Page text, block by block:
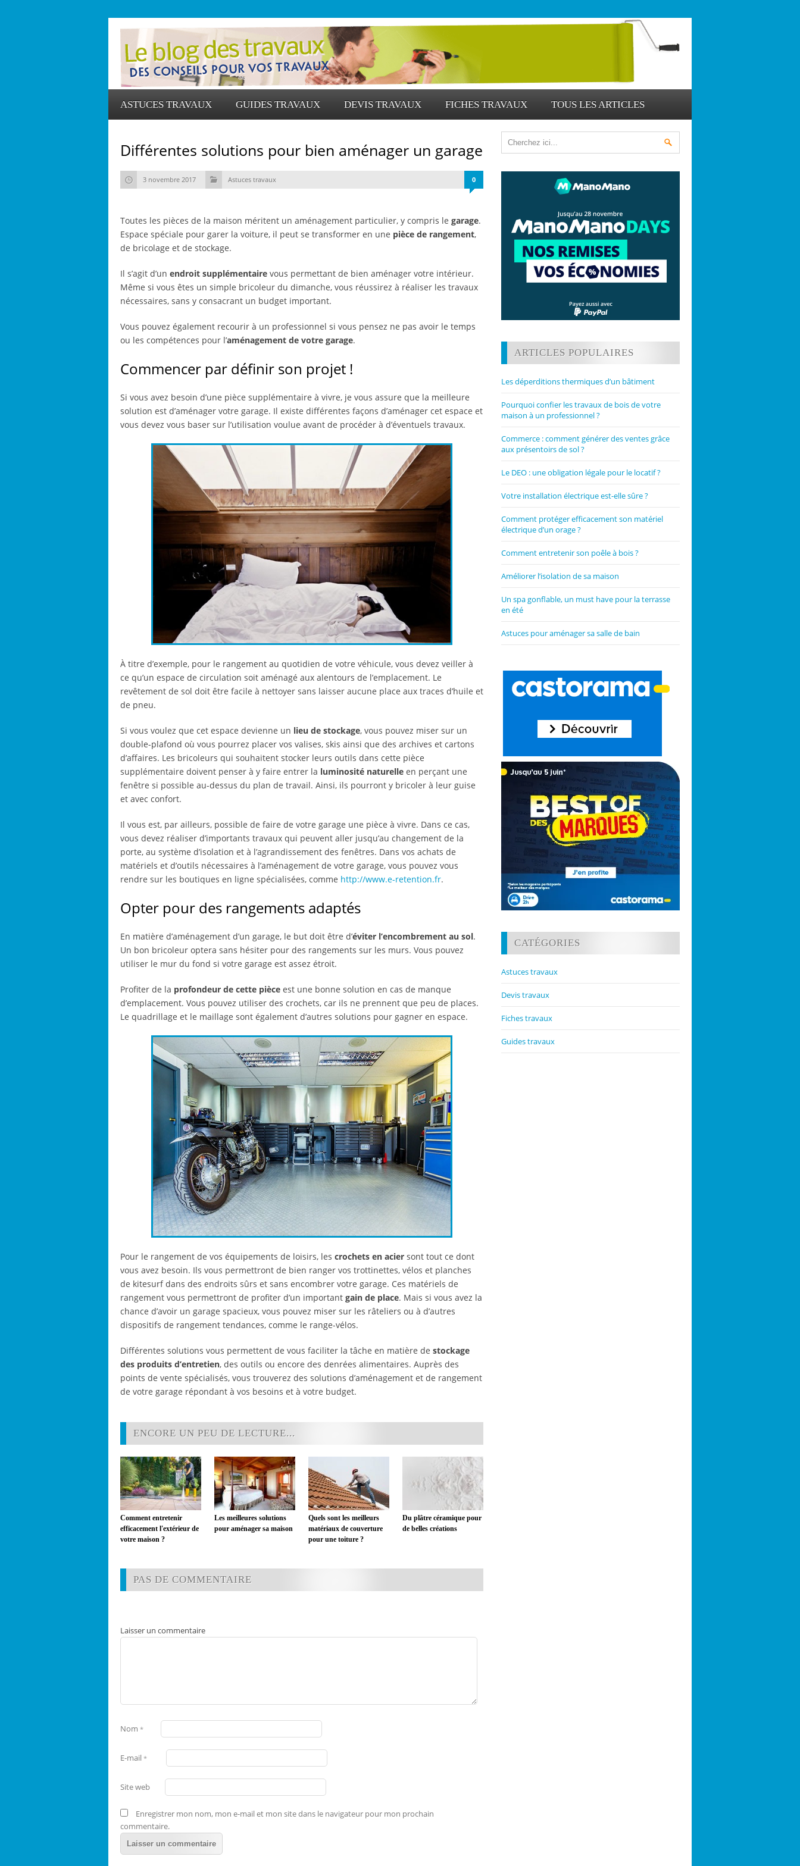
ASTUCES TRAVAUX GUIDES TRAVAUX DEVIS TRAVAUX FICHES TRAVAUX TOUS LES ARTICLES
Différentes solutions pour bien aménager un garage
3 novembre 2017 Astuces travaux 0
Toutes les pièces de la maison méritent un aménagement particulier, y compris le garage.
Espace spéciale pour garer la voiture, il peut se transformer en une pièce de rangement,
de bricolage et de stockage.
Il s’agit d’un endroit supplémentaire vous permettant de bien aménager votre intérieur.
Même si vous êtes un simple bricoleur du dimanche, vous réussirez à réaliser les travaux
nécessaires, sans y consacrant un budget important.
Vous pouvez également recourir à un professionnel si vous pensez ne pas avoir le temps
ou les compétences pour l’aménagement de votre garage.
Commencer par définir son projet !
Si vous avez besoin d’une pièce supplémentaire à vivre, je vous assure que la meilleure
solution est d’aménager votre garage. Il existe différentes façons d’aménager cet espace et
vous devez vous baser sur l’utilisation voulue avant de procéder à d’éventuels travaux.
À titre d’exemple, pour le rangement au quotidien de votre véhicule, vous devez veiller à
ce qu’un espace de circulation soit aménagé aux alentours de l’emplacement. Le
revêtement de sol doit être facile à nettoyer sans laisser aucune place aux traces d’huile et
de pneu.
Si vous voulez que cet espace devienne un lieu de stockage, vous pouvez miser sur un
double-plafond où vous pourrez placer vos valises, skis ainsi que des archives et cartons
d’affaires. Les bricoleurs qui souhaitent stocker leurs outils dans cette pièce
supplémentaire doivent penser à y faire entrer la luminosité naturelle en perçant une
fenêtre si possible au-dessus du plan de travail. Ainsi, ils pourront y bricoler à leur guise
et avec confort.
Il vous est, par ailleurs, possible de faire de votre garage une pièce à vivre. Dans ce cas,
vous devez réaliser d’importants travaux qui peuvent aller jusqu’au changement de la
porte, au système d’isolation et à l’agrandissement des fenêtres. Dans vos achats de
matériels et d’outils nécessaires à l’aménagement de votre garage, vous pouvez vous
rendre sur les boutiques en ligne spécialisées, comme http://www.e-retention.fr.
Opter pour des rangements adaptés
En matière d’aménagement d’un garage, le but doit être d’éviter l’encombrement au sol.
Un bon bricoleur optera sans hésiter pour des rangements sur les murs. Vous pouvez
utiliser le mur du fond si votre garage est assez étroit.
Profiter de la profondeur de cette pièce est une bonne solution en cas de manque
d’emplacement. Vous pouvez utiliser des crochets, car ils ne prennent que peu de places.
Le quadrillage et le maillage sont également d’autres solutions pour gagner en espace.
Pour le rangement de vos équipements de loisirs, les crochets en acier sont tout ce dont
vous avez besoin. Ils vous permettront de bien ranger vos trottinettes, vélos et planches
de kitesurf dans des endroits sûrs et sans encombrer votre garage. Ces matériels de
rangement vous permettront de profiter d’un important gain de place. Mais si vous avez la
chance d’avoir un garage spacieux, vous pouvez miser sur les râteliers ou à d’autres
dispositifs de rangement tendances, comme le range-vélos.
Différentes solutions vous permettent de vous faciliter la tâche en matière de stockage
des produits d’entretien, des outils ou encore des denrées alimentaires. Auprès des
points de vente spécialisés, vous trouverez des solutions d’aménagement et de rangement
de votre garage répondant à vos besoins et à votre budget.
ENCORE UN PEU DE LECTURE...
Comment entretenir
efficacement l'extérieur de
votre maison ?
Les meilleures solutions
pour aménager sa maison
Quels sont les meilleurs
matériaux de couverture
pour une toiture ?
Du plâtre céramique pour
de belles créations
PAS DE COMMENTAIRE
Laisser un commentaire
Nom *
E-mail *
Site web
Enregistrer mon nom, mon e-mail et mon site dans le navigateur pour mon prochain
commentaire.
ARTICLES POPULAIRES
Les déperditions thermiques d’un bâtiment
Pourquoi confier les travaux de bois de votre
maison à un professionnel ?
Commerce : comment générer des ventes grâce
aux présentoirs de sol ?
Le DEO : une obligation légale pour le locatif ?
Votre installation électrique est-elle sûre ?
Comment protéger efficacement son matériel
électrique d’un orage ?
Comment entretenir son poêle à bois ?
Améliorer l’isolation de sa maison
Un spa gonflable, un must have pour la terrasse
en été
Astuces pour aménager sa salle de bain
CATÉGORIES
Astuces travaux
Devis travaux
Fiches travaux
Guides travaux